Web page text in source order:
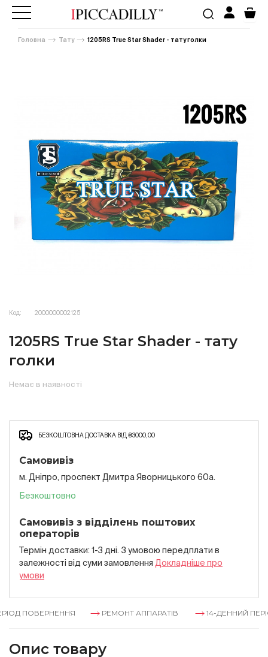
Головна Тату 1205RS True Star Shader - тату голки
Код: 2000000002125
1205RS True Star Shader - тату
голки
Немає в наявності
БЕЗКОШТОВНА ДОСТАВКА ВІД ₴3000,00
Самовивіз
м. Дніпро, проспект Дмитра Яворницького 60а.
Безкоштовно
Самовивіз з відділень поштових
операторів
Термін доставки: 1-3 дні. З умовою передплати в
залежностi вiд суми замовлення Докладнiше про
умови
ПОВЕРНЕННЯ РЕМОНТ АППАРАТІВ 14-ДЕННИЙ
Опис товару